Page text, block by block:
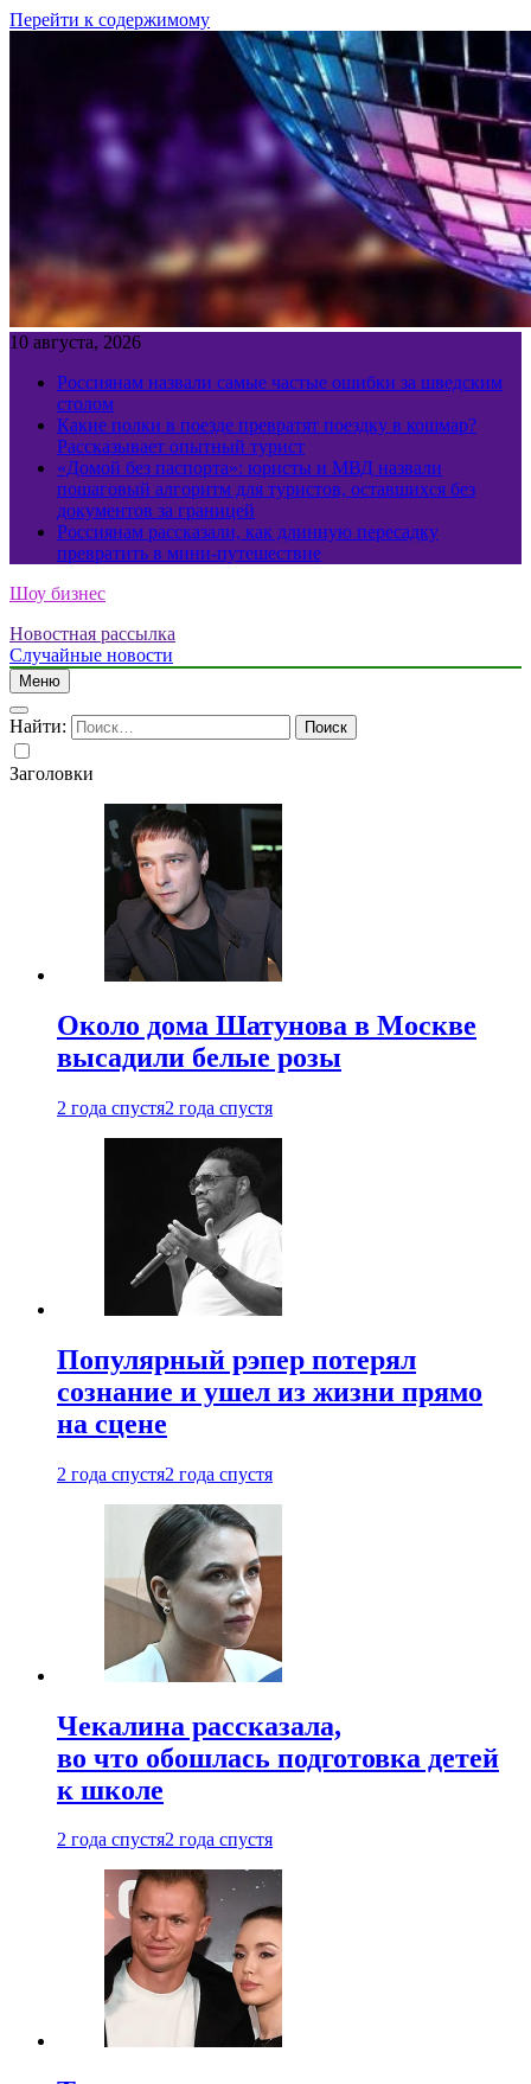
Перейти к содержимому
10 августа, 2026
Россиянам назвали самые частые ошибки за шведским
столом
Какие полки в поезде превратят поездку в кошмар?
Рассказывает опытный турист
«Домой без паспорта»: юристы и МВД назвали
пошаговый алгоритм для туристов, оставшихся без
документов за границей
Россиянам рассказали, как длинную пересадку
превратить в мини-путешествие
Шоу бизнес
Новостная рассылка
Случайные новости
Меню
Найти:
Заголовки
Около дома Шатунова в Москве
высадили белые розы
2 года спустя2 года спустя
Популярный рэпер потерял
сознание и ушел из жизни прямо
на сцене
2 года спустя2 года спустя
Чекалина рассказала,
во что обошлась подготовка детей
к школе
2 года спустя2 года спустя